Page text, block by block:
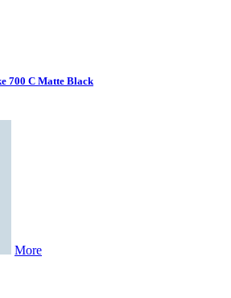
700 C Matte Black
More